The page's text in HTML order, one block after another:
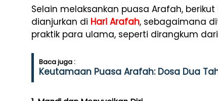
Selain melaksankan puasa Arafah,
dianjurkan di Hari Arafah, sebagaimana
praktik para ulama, seperti dirangkum
Baca juga :
Keutamaan Puasa Arafah: Dosa Dua